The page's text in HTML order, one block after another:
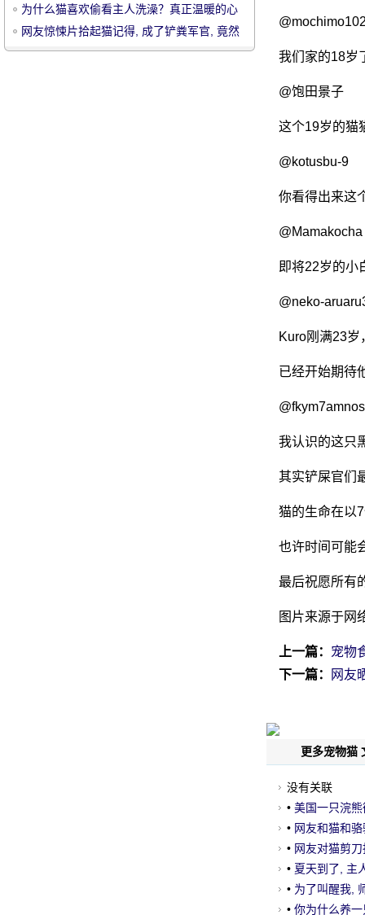
我们家的18岁
@饱田景子
这个19岁的猫
@kotusbu-9
你看得出来这
@Mamakocha
即将22岁的小
@neko-
Kuro刚满23岁
已经开始期待
@fkym7amnos
我认识的这只
其实铲屎官们
猫的生命在
也许时间可能
最后祝愿所有
图片来源于网
上一篇： 宠物
下一篇：
网友
更多宠物猫
没有关联
• 美国一只浣
• 网友和猫和
料到.....。
• 网友对猫剪
听后看着我与
• 夏天到了, 主
• 为了叫醒我,
• 你为什么养
只小眼睛, 简直.....。
为什么猫喜欢偷看主人洗澡？真正温暖的心
背后的原因..。
网友惊悚片拾起猫记得, 成了铲粪军官, 竟然
拿起了新的祝福..。